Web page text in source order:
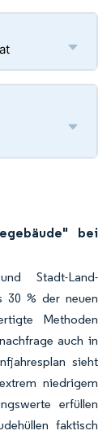
bei
Stadt-Land-
30 % der neuen
Methoden
auch in
sieht
niedrigem
erfüllen
faktisch